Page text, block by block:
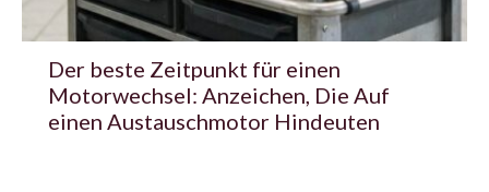
Der beste Zeitpunkt für einen
Motorwechsel: Anzeichen, Die Auf
einen Austauschmotor Hindeuten